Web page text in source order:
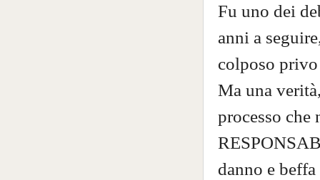
Fu uno dei
anni a
colposo
Ma una
processo
danno e